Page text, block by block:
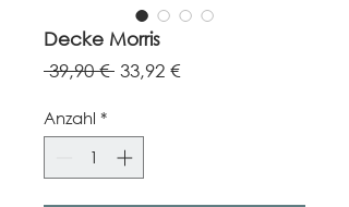
Decke Morris
39,90 € Standardpreis
33,92 €Sale-
Anzahl *